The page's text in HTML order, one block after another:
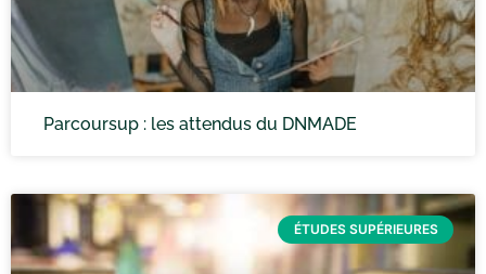
Parcoursup : les attendus du DNMADE
ÉTUDES SUPÉRIEURES